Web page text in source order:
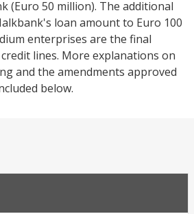
(Euro 50 million). The additional
loan amount to Euro 100
enterprises are the final
lines. More explanations on
and the amendments approved
below.